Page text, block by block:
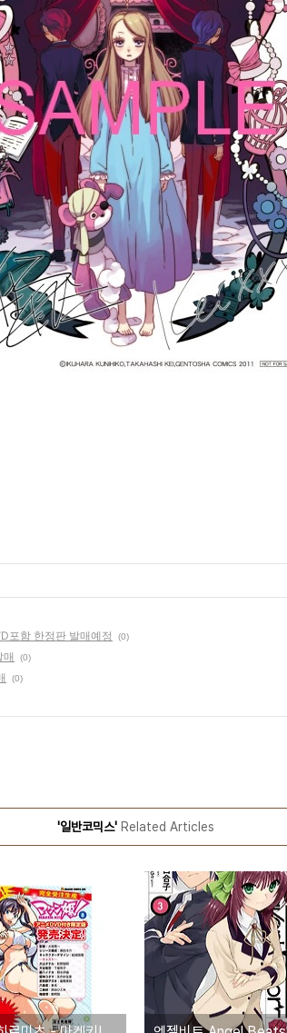
포함 한정판 발매예정 (0)
매 (0)
(0)
'일반코믹스'Related Articles